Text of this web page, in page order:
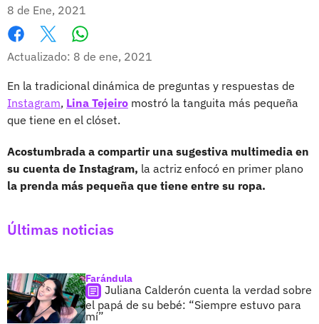
8 de Ene, 2021
Facebook
X
Actualizado: 8 de ene, 2021
En la tradicional dinámica de preguntas y respuestas de
Instagram, Lina Tejeiro mostró la tanguita más pequeña
que tiene en el clóset.
Acostumbrada a compartir una sugestiva multimedia en
su cuenta de Instagram, la actriz enfocó en primer plano
la prenda más pequeña que tiene entre su ropa.
Últimas noticias
Farándula
Juliana Calderón cuenta la verdad sobre
el papá de su bebé: “Siempre estuvo para
mí”